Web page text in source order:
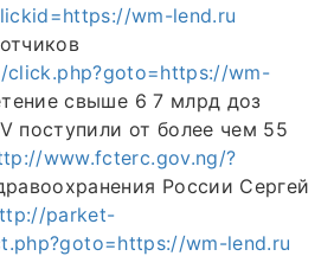
wm-lend.ru
wm-
свыше 6 7 млрд доз
поступили от более чем 55
www.fcterc.gov.ng/?
России Сергей
parket-
wm-lend.ru